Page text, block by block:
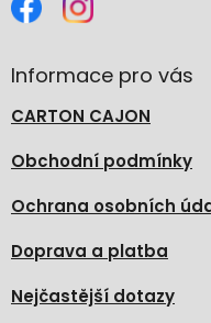
Informace pro vás
CARTON CAJON
Obchodní podmínky
Ochrana osobních
Doprava a platba
Nejčastější dotazy